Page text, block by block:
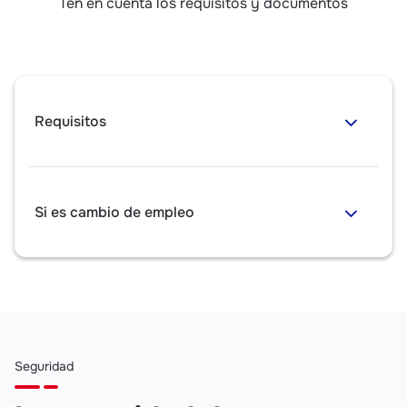
Requisitos
Si es cambio de empleo
Seguridad